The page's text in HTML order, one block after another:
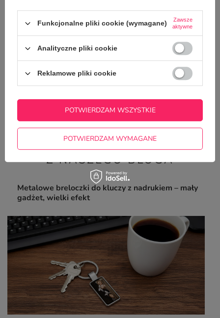
wada wzroku
29,00 zł
Z NASZEGO BLOGA
Metalowe breloczki do kluczy z nadrukiem – mały
gadżet, wielki efekt
Funkcjonalne pliki cookie (wymagane)
Zawsze
aktywne
Analityczne pliki cookie
Reklamowe pliki cookie
POTWIERDZAM WYMAGANE
POTWIERDZAM WSZYSTKIE